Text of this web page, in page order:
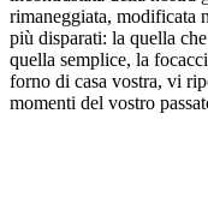
rimaneggiata, modificata
più disparati: la quella
quella semplice, la
forno di casa vostra, vi
momenti del vostro